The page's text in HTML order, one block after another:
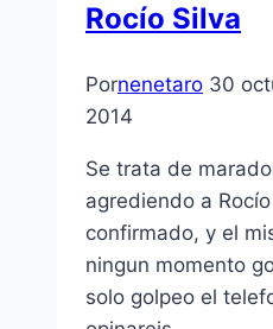
Rocío Silva
Pornenetaro 30
2014
Se trata de
agrediendo a
confirmado, y el
ningun momento
solo golpeo el